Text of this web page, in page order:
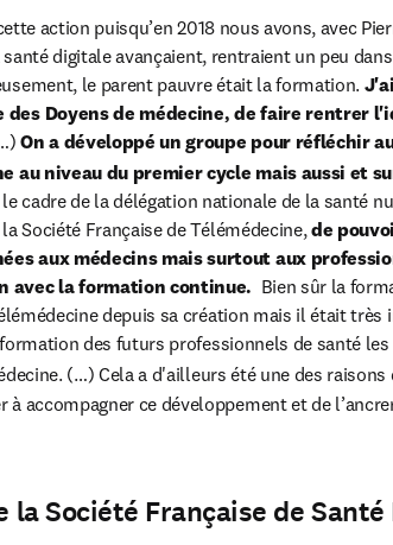
action puisqu’en 2018 nous avons, avec
digitale avançaient, rentraient un peu
le parent pauvre était la formation.
Doyens de médecine, de faire rentrer
On a développé un groupe pour réfléchir
au niveau du premier cycle mais aussi et
cadre de la délégation nationale de la santé
Société Française de Télémédecine, de
aux médecins mais surtout aux
avec la formation continue. Bien sûr la
depuis sa création mais il était
des futurs professionnels de santé
(…) Cela a d'ailleurs été une des raisons
accompagner ce développement et de
la Société Française de